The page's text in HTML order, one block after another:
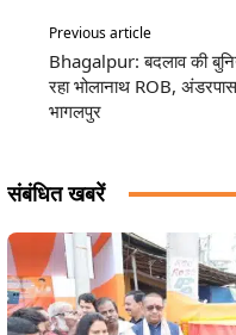
Previous article
Bhagalpur: बदलाव की
रहा भोलानाथ ROB,
भागलपुर
संबंधित खबरें